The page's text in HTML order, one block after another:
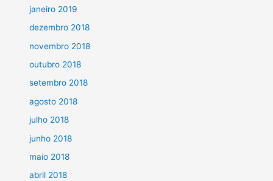
janeiro 2019
dezembro 2018
novembro 2018
outubro 2018
setembro 2018
agosto 2018
julho 2018
junho 2018
maio 2018
abril 2018